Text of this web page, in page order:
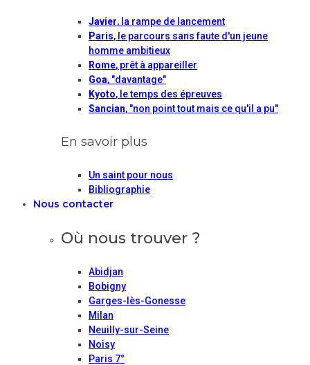
Javier, la rampe de lancement
Paris, le parcours sans faute d'un jeune
homme ambitieux
Rome, prêt à appareiller
Goa, "davantage"
Kyoto, le temps des épreuves
Sancian, "non point tout mais ce qu'il a pu"
En savoir plus
Un saint pour nous
Bibliographie
Nous contacter
Où nous trouver ?
Abidjan
Bobigny
Garges-lès-Gonesse
Milan
Neuilly-sur-Seine
Noisy
Paris 7°